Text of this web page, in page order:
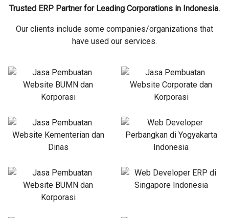
Trusted ERP Partner for Leading Corporations in Indonesia.
Our clients include some companies/organizations that
have used our services.